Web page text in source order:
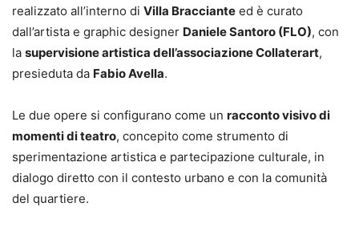
realizzato all’interno di Villa Bracciante ed è curato
dall’artista e graphic designer Daniele Santoro (FLO), con
la supervisione artistica dell’associazione Collaterart,
presieduta da Fabio Avella.
Le due opere si configurano come un racconto visivo di
momenti di teatro, concepito come strumento di
sperimentazione artistica e partecipazione culturale, in
dialogo diretto con il contesto urbano e con la comunità
del quartiere.